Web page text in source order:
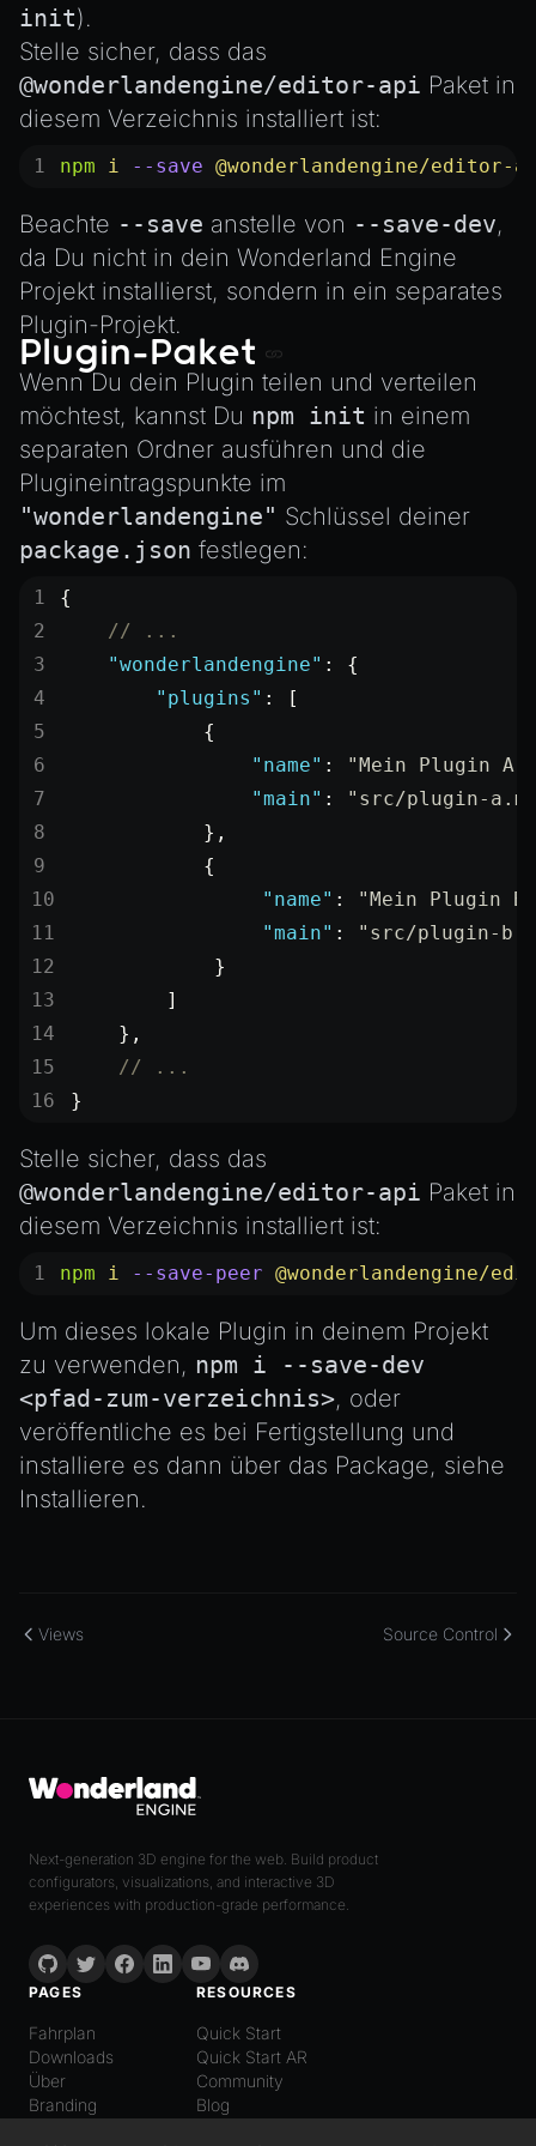
init).
Stelle sicher, dass das
@wonderlandengine/editor-api Paket in
diesem Verzeichnis installiert ist:
npm i --save @wonderlandengine/editor-
Beachte --save anstelle von --save-dev,
da Du nicht in dein Wonderland Engine
Projekt installierst, sondern in ein separates
Plugin-Projekt.
Plugin-Paket
Wenn Du dein Plugin teilen und verteilen
möchtest, kannst Du npm init in einem
separaten Ordner ausführen und die
Plugineintragspunkte im
"wonderlandengine" Schlüssel deiner
package.json festlegen:
{
    // ...
    "wonderlandengine"
: {
        "plugins"
: [
            {
                "name"
: "Mein Plugin A"
                "main"
: "src/plugin-
            },
            {
                "name"
: "Mein Plugin
                "main"
: "src/plugin-
            }
        ]
    },
    // ...
}
Stelle sicher, dass das
@wonderlandengine/editor-api Paket in
diesem Verzeichnis installiert ist:
npm i --save-peer @wonderlandengine/
Um dieses lokale Plugin in deinem Projekt
zu verwenden, npm i --save-dev
<pfad-zum-verzeichnis>, oder
veröffentliche es bei Fertigstellung und
installiere es dann über das Package, siehe
Installieren.
Views Source Control
Next-generation 3D engine for the web. Build product
configurators, visualizations, and interactive 3D
experiences with production-grade performance.
PAGES
Fahrplan
Downloads
Über
Branding
RESOURCES
Quick Start
Quick Start AR
Community
Blog